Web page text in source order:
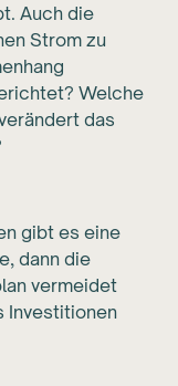
Auch die
Strom zu
Welche
das
gibt es eine
dann die
vermeidet
Investitionen